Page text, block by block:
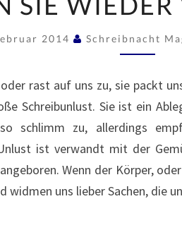
IE M
AN S
IEDER
2014 Schreibnacht
rast auf uns zu, sie packt
Schreibunlust. Sie ist ein
so schlimm zu, allerdings
ist verwandt mit der
Wenn der Körper,
widmen uns lieber Sachen, die